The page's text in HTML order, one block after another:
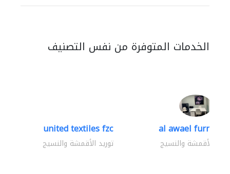
الخدمات المتوفرة من نفس التصنيف
united textiles fzc
توريد الأقمشة والنسيج
al awael
الأقمشة والنسيج